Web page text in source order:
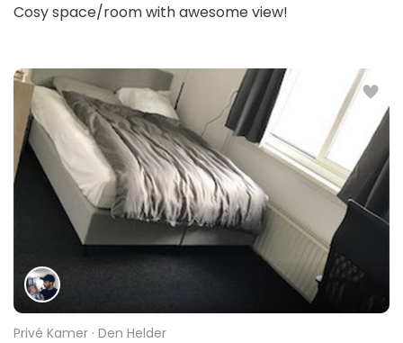
Cosy space/room with awesome view!
Privé Kamer · Den Helder